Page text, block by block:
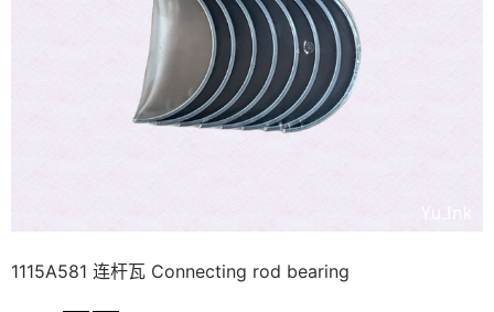
1115A581 连杆瓦 Connecting rod bearing